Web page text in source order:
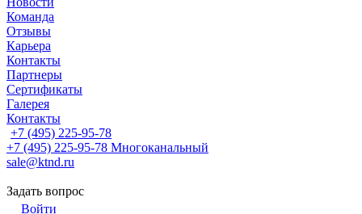
Команда
Отзывы
Карьера
Контакты
Партнеры
Сертификаты
Галерея
Контакты
+7 (495) 225-95-78
+7 (495) 225-95-78 Многоканальный
sale@ktnd.ru
Задать вопрос
Войти